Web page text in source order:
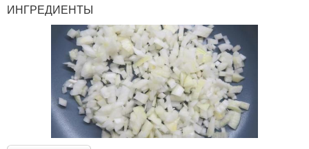
ИНГРЕДИЕНТЫ